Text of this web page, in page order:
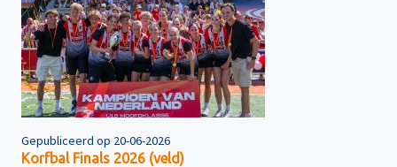
Gepubliceerd op 20-06-2026
Korfbal Finals 2026 (veld)